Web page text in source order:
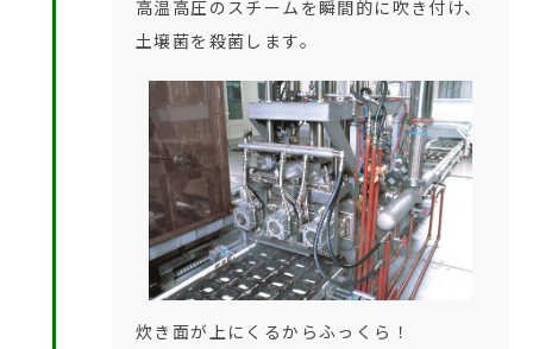
高温高圧のスチームを瞬間的に吹き付け、
土壌菌を殺菌します。
炊き面が上にくるからふっくら！